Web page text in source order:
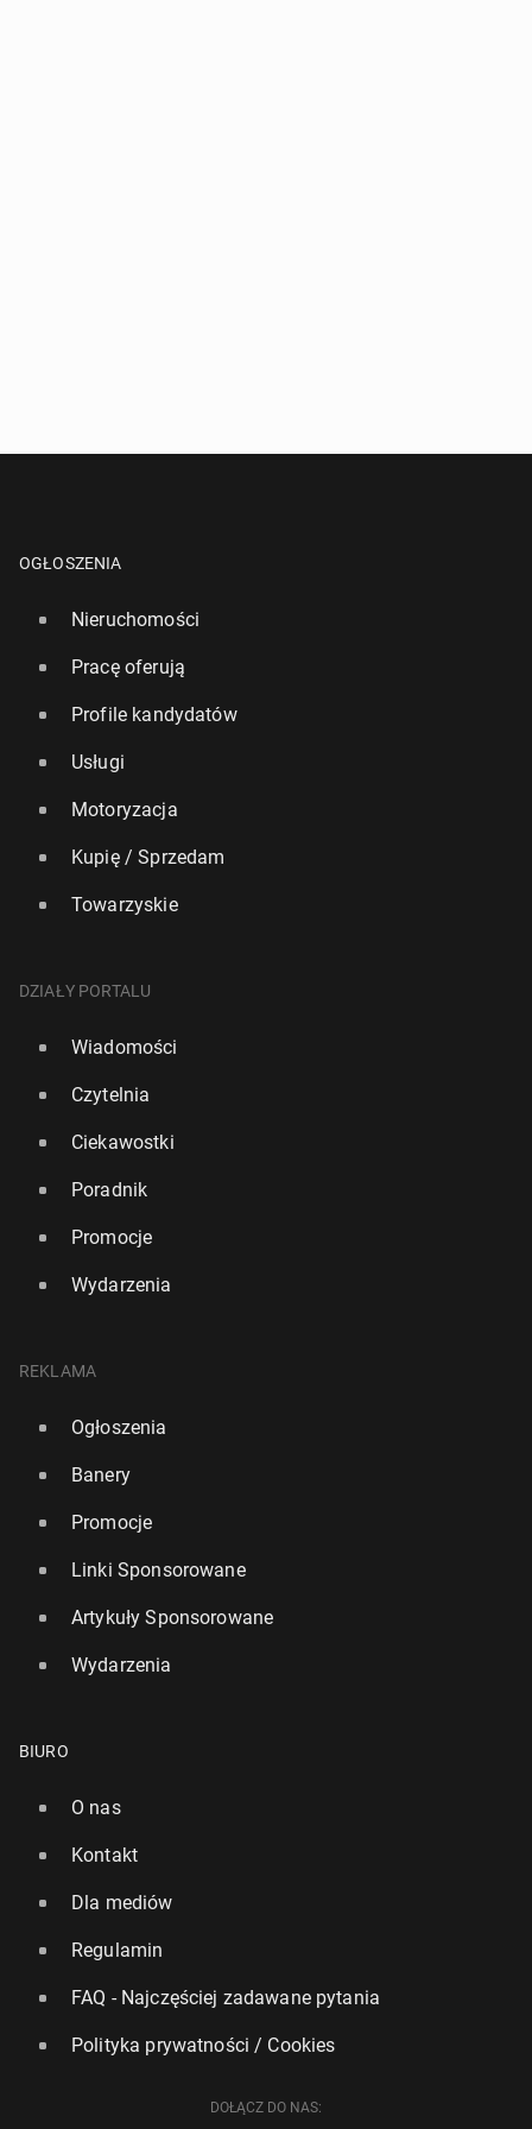
do­we­go w UE
Wiek eme­ry­tal­ny w Polsce. Prezes ZUS ko­men­tu­je
moż­li­wość zmian
Spadła liczba Polaków za­do­wo­lo­nych ze swojego
OGŁOSZENIA
Nieruchomości
Pracę oferują
Profile kandydatów
Usługi
Motoryzacja
Kupię / Sprzedam
Towarzyskie
DZIAŁY PORTALU
Wiadomości
Czytelnia
Ciekawostki
Poradnik
Promocje
Wydarzenia
REKLAMA
Ogłoszenia
Banery
Promocje
Linki Sponsorowane
Artykuły Sponsorowane
Wydarzenia
BIURO
O nas
Kontakt
Dla mediów
Regulamin
FAQ - Najczęściej zadawane pytania
Polityka prywatności / Cookies
DOŁĄCZ DO NAS: